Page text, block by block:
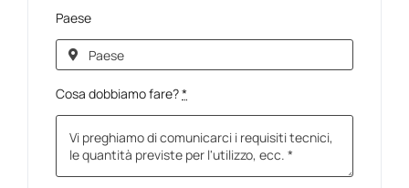
Paese
Cosa dobbiamo fare?*